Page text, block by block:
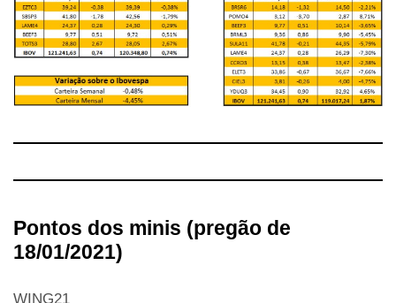
Pontos dos minis (pregão de
18/01/2021)
WING21